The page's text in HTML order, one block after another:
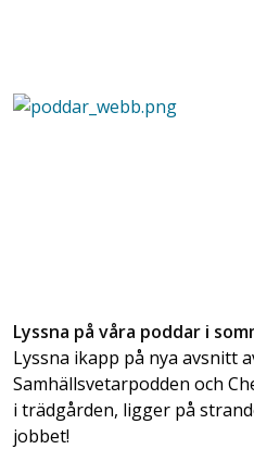
Lyssna på våra poddar i
Lyssna ikapp på nya avsnitt
Samhällsvetarpodden och
i trädgården, ligger på
jobbet!